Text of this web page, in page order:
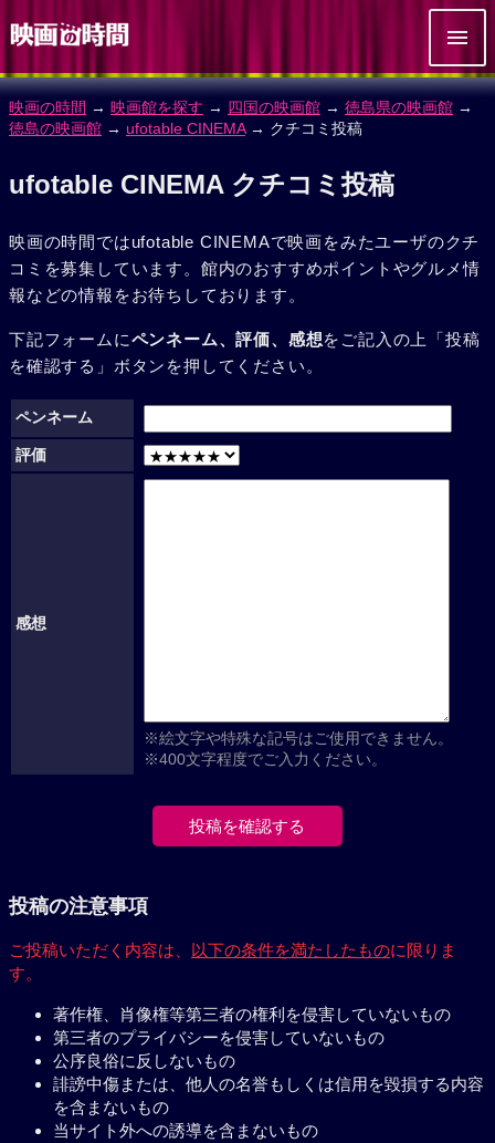
映画の時間 → 映画館を探す → 四国の映画館 → 徳島県の映画館 →
徳島の映画館 → ufotable CINEMA→ クチコミ投稿
ufotable CINEMA クチコミ投稿
映画の時間ではufotable CINEMAで映画をみたユーザのクチ
コミを募集しています。館内のおすすめポイントやグルメ情
報などの情報をお待ちしております。
下記フォームにペンネーム、評価、感想をご記入の上「投稿
を確認する」ボタンを押してください。
ペンネーム
評価
感想
※絵文字や特殊な記号はご使用できません。
※400文字程度でご入力ください。
投稿の注意事項
ご投稿いただく内容は、 以下の条件を満たしたものに限りま
す。
著作権、肖像権等第三者の権利を侵害していないもの
第三者のプライバシーを侵害していないもの
公序良俗に反しないもの
誹謗中傷または、他人の名誉もしくは信用を毀損する内容
を含まないもの
当サイト外への誘導を含まないもの